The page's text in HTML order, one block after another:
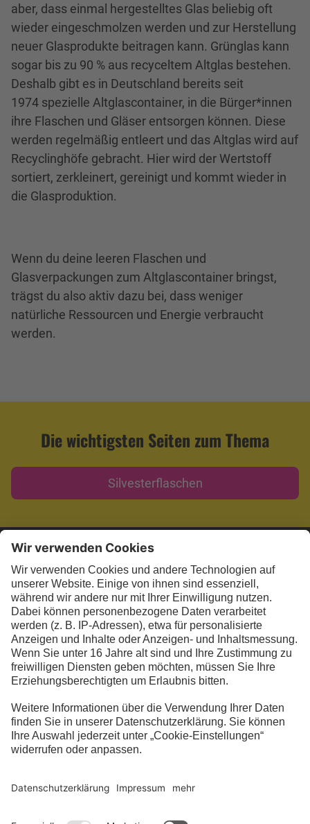
aber, dass einmal hergestelltes Glas beliebig oft
wieder eingeschmolzen werden und zur Herstellung
neuer Glasprodukte beitragen kann. Grünglas kann
sogar bis zu 90 % aus recyceltem Altglas bestehen.
Deshalb gibt es in Deutschland bereits seit
1974 spezielle Altglascontainer, in die Bürger*innen
ihre Flaschen und Gläser entsorgen können. Diese
werden regelmäßig entleert und das Altglas wird auf
Recyclinghöfe gebracht. Hier wird der Wertstoff
sortiert, zerkleinert, gereinigt und kommt wieder in
die Glasproduktion.
Wenn du deine leeren Flaschen und
Glasverpackungen zum Altglascontainer bringst,
trägst du also aktiv dazu bei, dass weniger
natürliche Ressourcen und Energie verbraucht
werden.
Die wichtigsten Seiten zum Thema
Silvesterflaschen
Du willst in Sachen Mülltrennung am Ball bleiben
und dich engagieren? Dann folge uns einfach auf
TikTok,InstagramoderFacebook! Hast du noch
weitere Fragen zur blauen Tonne, Papiertonne oder
Mülltrennung? Dann wende dich einfach an die
Abfallberater*innen in deiner Nähe.
Bitte geben Sie eine 5-Stellige Postleitzahl an.